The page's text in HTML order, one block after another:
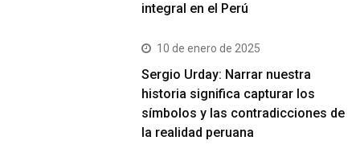
integral en el Perú
10 de enero de 2025
Sergio Urday: Narrar nuestra
historia significa capturar los
símbolos y las contradicciones de
la realidad peruana